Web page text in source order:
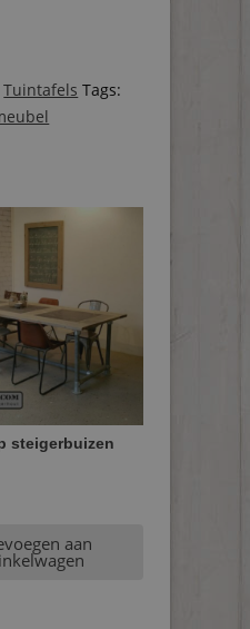
Tuintafels Tags:
steigerbuizen
aan